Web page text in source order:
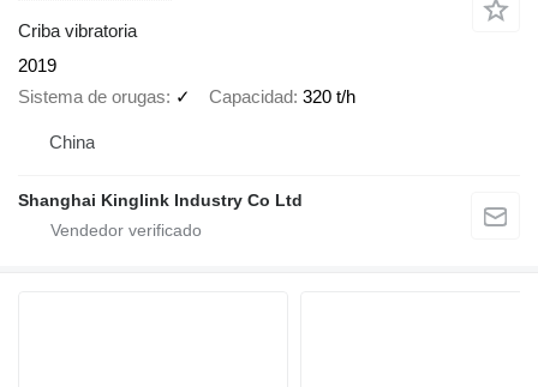
Criba vibratoria
2019
Sistema de orugas
✓ Capacidad 320 t/h
China
Shanghai Kinglink Industry Co Ltd